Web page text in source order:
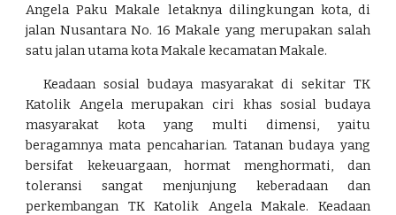
Angela Paku Makale letaknya dilingkungan kota, di
jalan Nusantara No. 16 Makale yang merupakan salah
satu jalan utama kota Makale kecamatan Makale.
Keadaan sosial budaya masyarakat di sekitar TK
Katolik Angela merupakan ciri khas sosial budaya
masyarakat kota yang multi dimensi, yaitu
beragamnya mata pencaharian. Tatanan budaya yang
bersifat kekeuargaan, hormat menghormati, dan
toleransi sangat menjunjung keberadaan dan
perkembangan TK Katolik Angela Makale. Keadaan